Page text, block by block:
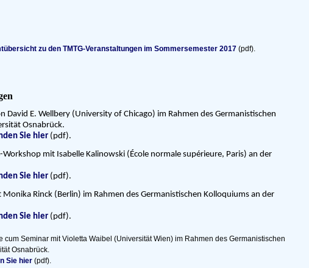
zu den TMTG-Veranstaltungen im Sommersemester 2017 (pdf).
David E. Wellbery (University of Chicago) im Rahmen des Germanistischen
Osnabrück.
Sie hier (pdf).
mit Isabelle Kalinowski (École normale supérieure, Paris) an der
Sie hier (pdf).
Rinck (Berlin) im Rahmen des Germanistischen Kolloquiums an der
Sie hier (pdf).
cum Seminar mit Violetta Waibel (Universität Wien) im Rahmen des Germanistischen
Osnabrück.
Sie hier (pdf).